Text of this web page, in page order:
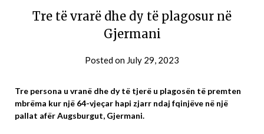
Tre të vrarë dhe dy të plagosur në
Gjermani
Posted on July 29, 2023
Tre persona u vranë dhe dy të tjerë u plagosën të premten
mbrëma kur një 64-vjeçar hapi zjarr ndaj fqinjëve në një
pallat afër Augsburgut, Gjermani.